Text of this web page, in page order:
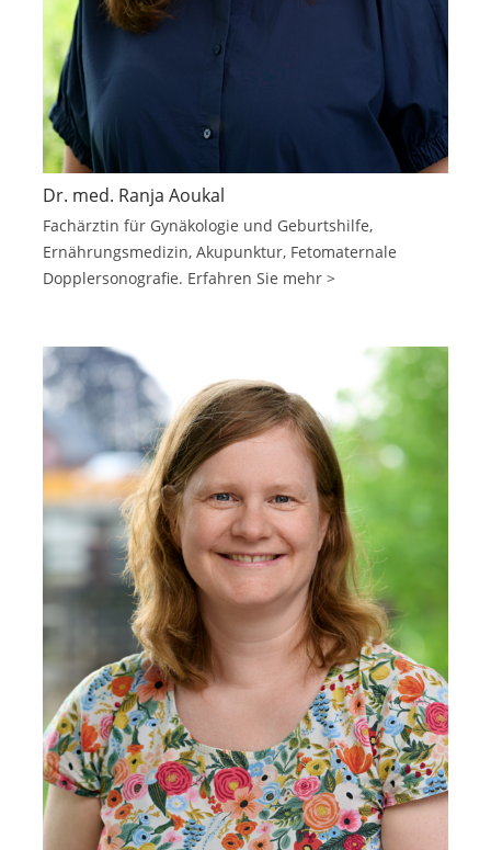
Dr. med. Ranja Aoukal
Fachärztin für Gynäkologie und Geburtshilfe,
Ernährungsmedizin, Akupunktur, Fetomaternale
Dopplersonografie. Erfahren Sie mehr >